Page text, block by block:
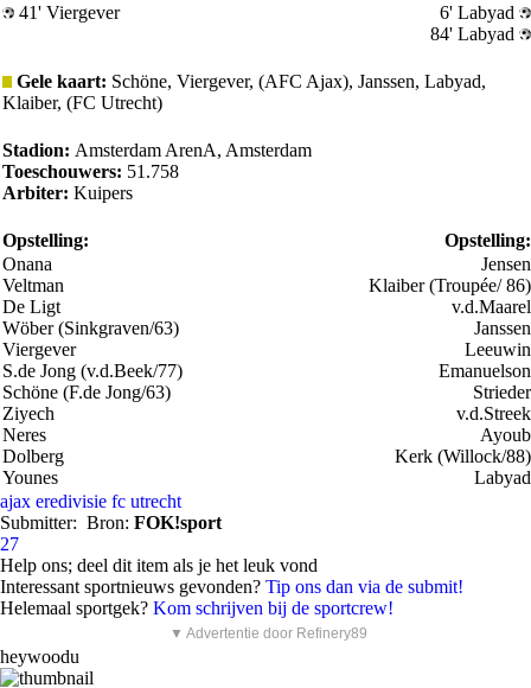
41' Viergever
6' Labyad
84' Labyad
Gele kaart: Schöne, Viergever, (AFC Ajax), Janssen, Labyad,
Klaiber, (FC Utrecht)
Stadion: Amsterdam ArenA, Amsterdam
Toeschouwers: 51.758
Arbiter: Kuipers
Opstelling:
Opstelling:
Onana
Veltman
De Ligt
Wöber (Sinkgraven/63)
Viergever
S.de Jong (v.d.Beek/77)
Schöne (F.de Jong/63)
Ziyech
Neres
Dolberg
Younes
Jensen
Klaiber (Troupée/ 86)
v.d.Maarel
Janssen
Leeuwin
Emanuelson
Strieder
v.d.Streek
Ayoub
Kerk (Willock/88)
Labyad
ajax eredivisie fc utrecht
Submitter: Bron: FOK!sport
27
Help ons; deel dit item als je het leuk vond
Interessant sportnieuws gevonden? Tip ons dan via de submit!
Helemaal sportgek? Kom schrijven bij de sportcrew!
▼ Advertentie door Refinery89
heywoodu